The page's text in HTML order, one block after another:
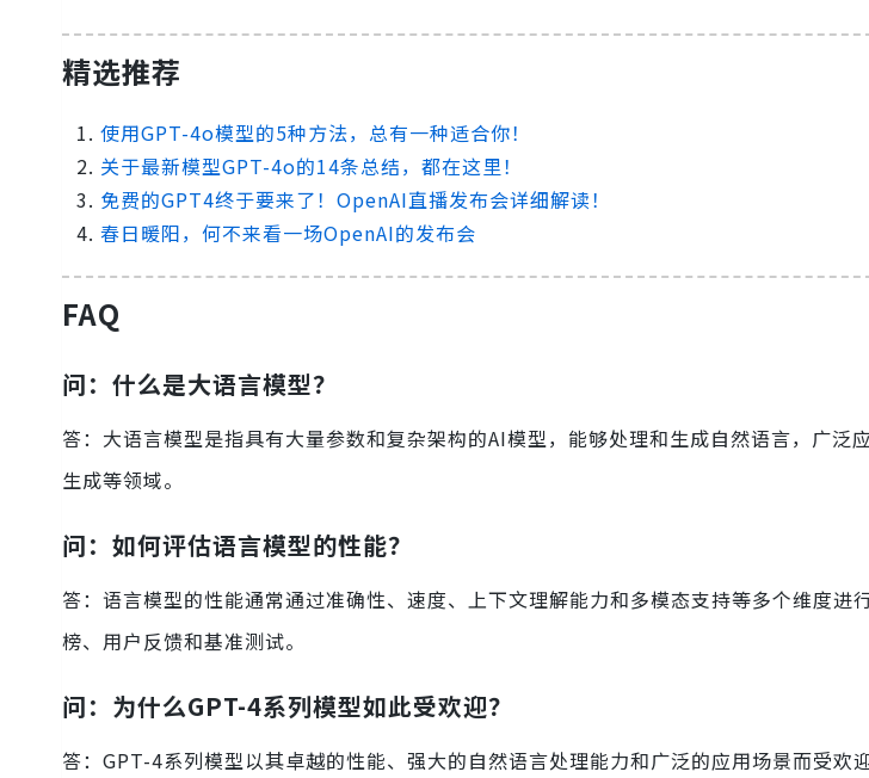
精选推荐
使用GPT-4o模型的5种方法，总有一种适合你！
关于最新模型GPT-4o的14条总结，都在这里！
免费的GPT4终于要来了！OpenAI直播发布会详细解读！
春日暖阳，何不来看一场OpenAI的发布会
FAQ
问：什么是大语言模型？
答：大语言模型是指具有大量参数和复杂架构的AI模型，能够处理和生成自然语言，广泛
生成等领域。
问：如何评估语言模型的性能？
答：语言模型的性能通常通过准确性、速度、上下文理解能力和多模态支持等多个维度进
榜、用户反馈和基准测试。
问：为什么GPT-4系列模型如此受欢迎？
答：GPT-4系列模型以其卓越的性能、强大的自然语言处理能力和广泛的应用场景而受欢